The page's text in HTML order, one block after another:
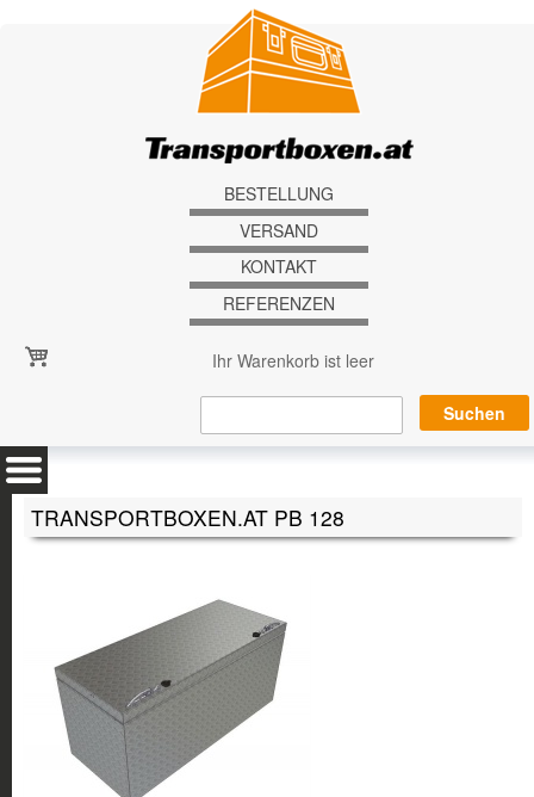
BESTELLUNG
VERSAND
KONTAKT
REFERENZEN
Ihr Warenkorb ist leer
TRANSPORTBOXEN.AT PB 128